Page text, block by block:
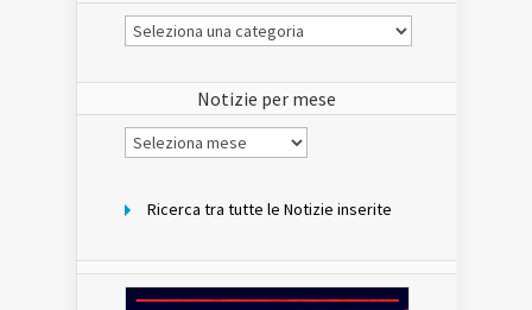
Le
Notizie
Notizie per mese
Notizie
per
Ricerca tra tutte le Notizie inserite